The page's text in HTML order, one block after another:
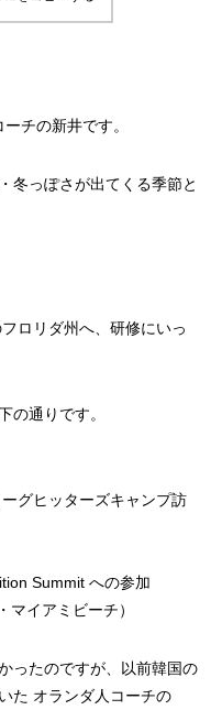
チの新井です。
冬っぽさが出てくる季節と
ロリダ州へ、研修にいっ
の通りです。
グヒッターズキャンプ訪
Summit への参加
イアミビーチ）
ったのですが、以前韓国の
た オランダ人コーチの